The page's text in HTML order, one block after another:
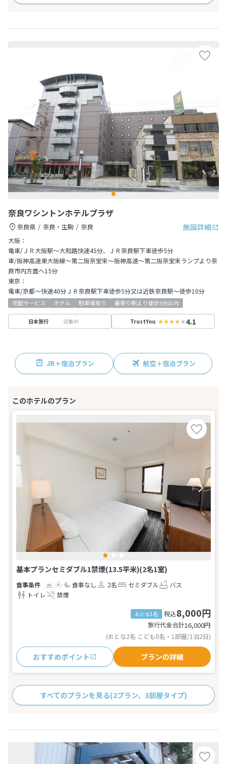
奈良ワシントンホテルプラザ
施設詳細
奈良県 奈良・生駒
奈良
大阪：
電車/ＪＲ大阪駅～大和路快速45分、ＪＲ奈良駅下車徒歩5分
車/阪神高速東大阪線～第二阪奈宝来～阪神高速～第二阪奈宝来ランプより奈
良市内方面へ15分
東京：
電車/京都～快速40分ＪＲ奈良駅下車徒歩5分又は近鉄奈良駅～徒歩10分
宅配サービス ホテル 駐車場有り 最寄り駅より徒歩5分以内
日本旅行 収集中 TrustYou 4.1
JR＋宿泊プラン 航空＋宿泊プラン
基本プランセミダブル1禁煙(13.5平米)(2名1室)
食事なし 2名 セミダブル
バス
トイレ
禁煙
おとな1名 税込8,000円
旅行代金合計16,000円
(おとな2名 こども0名・1部屋/1泊2日)
おすすめポイント プランの詳細
すべてのプランを見る(2プラン、3部屋タイプ)